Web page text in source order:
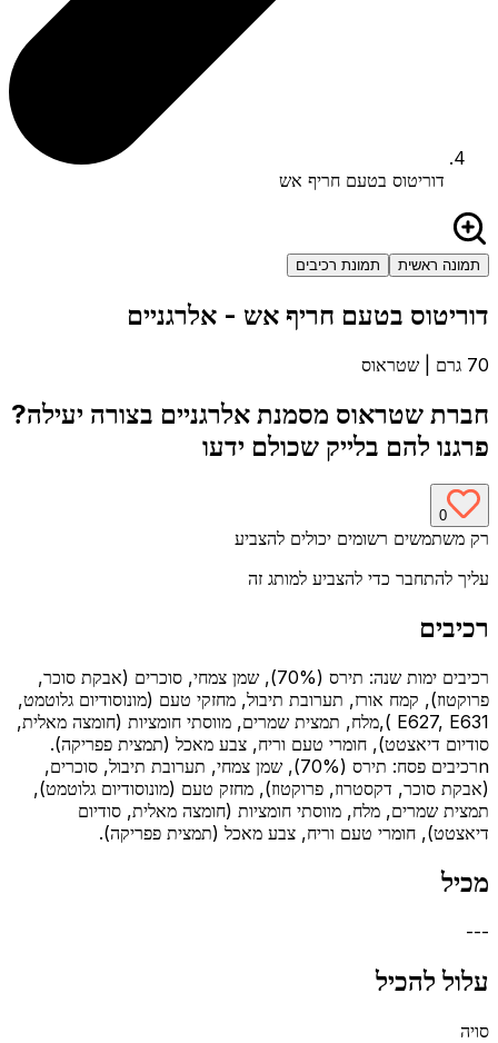
דוריטוס בטעם חריף אש
תמונה ראשית תמונת רכיבים
דוריטוס בטעם חריף אש - אלרגניים
70 גרם שטראוס
חברת שטראוס מסמנת אלרגניים בצורה יעילה?
פרגנו להם בלייק שכולם ידעו
0
רק משתמשים רשומים יכולים להצביע
עליך להתחבר כדי להצביע למותג זה
רכיבים
רכיבים ימות שנה: תירס (70%), שמן צמחי, סוכרים (אבקת סוכר,
פרוקטוז), קמח אורז, תערובת תיבול, מחזקי טעם (מונוסודיום גלוטמט,
E627, E631 ),מלח, תמצית שמרים, מווסתי חומציות (חומצה מאלית,
סודיום דיאצטט), חומרי טעם וריח, צבע מאכל (תמצית פפריקה).
nרכיבים פסח: תירס (70%), שמן צמחי, תערובת תיבול, סוכרים,
(אבקת סוכר, דקסטרוז, פרוקטוז), מחזק טעם (מונוסודיום גלוטמט),
תמצית שמרים, מלח, מווסתי חומציות (חומצה מאלית, סודיום
דיאצטט), חומרי טעם וריח, צבע מאכל (תמצית פפריקה).
מכיל
---
עלול להכיל
סויה